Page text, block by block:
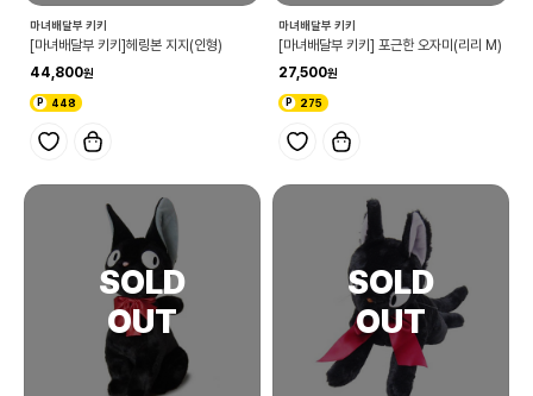
마녀배달부 키키
[마녀배달부 키키]헤링본 지지(인형)
44,800
448
마녀배달부 키키
[마녀배달부 키키] 포근한 오자미(리리 M)
27,500
275